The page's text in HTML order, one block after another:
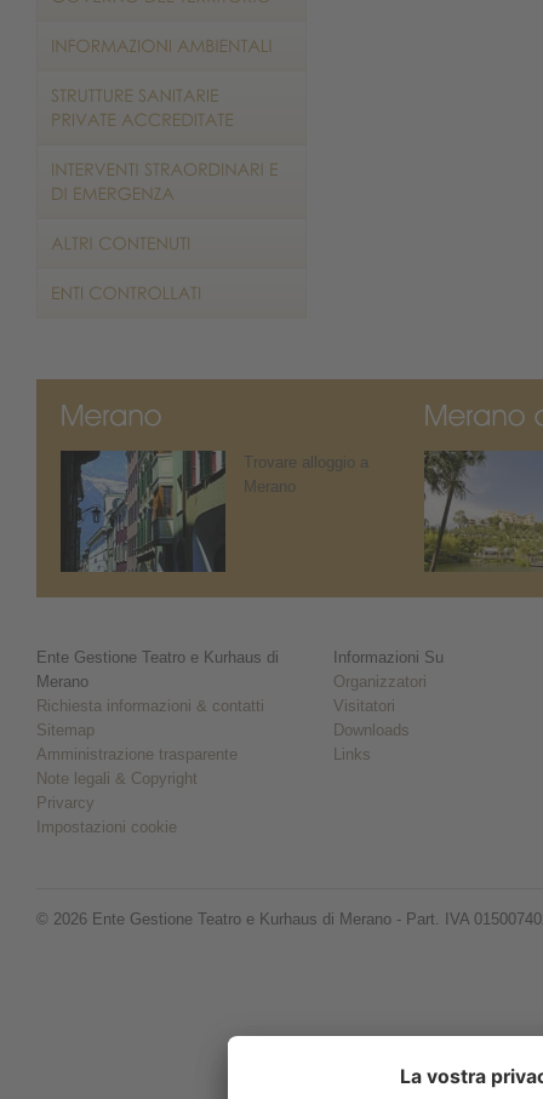
Trovare alloggio a
Merano
Ente Gestione Teatro e Kurhaus di
Merano
Richiesta informazioni & contatti
Sitemap
Amministrazione trasparente
Note legali & Copyright
Privarcy
Impostazioni cookie
Informazioni Su
Organizzatori
Visitatori
Downloads
Links
© 2026 Ente Gestione Teatro e Kurhaus di Merano - Part. IVA